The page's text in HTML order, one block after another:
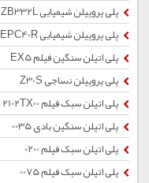
پلی پروپیلن شیمیایی ZB332L
پلی پروپیلن شیمیایی EPC40R
پلی اتیلن سنگین فیلم EX5
پلی پروپیلن نساجی Z30S
پلی اتیلن سبک فیلم 2102TX00
پلی اتیلن سنگین بادی 0035
پلی اتیلن سبک فیلم 0200
پلی اتیلن سبک فیلم 0075